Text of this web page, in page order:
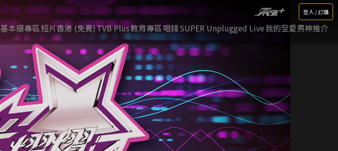
登入 / 訂購
基本版專區短片香港 (免費)TVB Plus教育專區唱錢SUPER Unplugged Live我的至愛男神推介